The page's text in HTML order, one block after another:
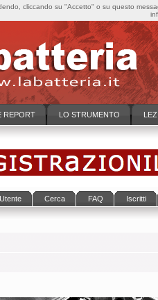
REPORT LO STRUMENTO
Cerca FAQ Iscritti
cliccando su "Accetto" o su questo